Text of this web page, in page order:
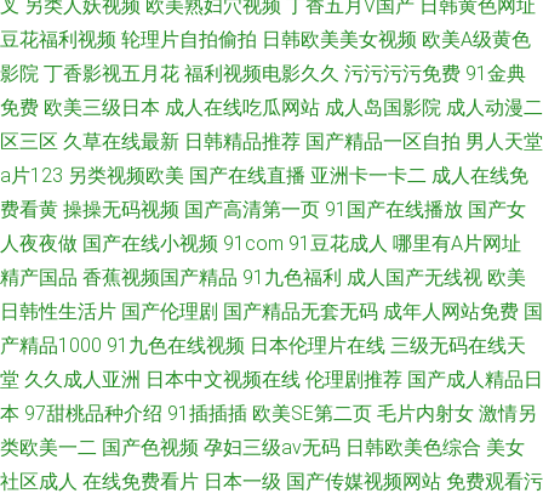
叉 另类人妖视频 欧美熟妇穴视频 丁香五月V国产 日韩黄色网址
豆花福利视频 轮理片自拍偷拍 日韩欧美美女视频 欧美A级黄色
影院 丁香影视五月花 福利视频电影久久 污污污污免费 91金典
免费 欧美三级日本 成人在线吃瓜网站 成人岛国影院 成人动漫二
区三区 久草在线最新 日韩精品推荐 国产精品一区自拍 男人天堂
a片123 另类视频欧美 国产在线直播 亚洲卡一卡二 成人在线免
费看黄 操操无码视频 国产高清第一页 91国产在线播放 国产女
人夜夜做 国产在线小视频 91com 91豆花成人 哪里有A片网址
精产国品 香蕉视频国产精品 91九色福利 成人国产无线视 欧美
日韩性生活片 国产伦理剧 国产精品无套无码 成年人网站免费 国
产精品1000 91九色在线视频 日本伦理片在线 三级无码在线天
堂 久久成人亚洲 日本中文视频在线 伦理剧推荐 国产成人精品日
本 97甜桃品种介绍 91插插插 欧美SE第二页 毛片内射女 激情另
类欧美一二 国产色视频 孕妇三级av无码 日韩欧美色综合 美女
社区成人 在线免费看片 日本一级 国产传媒视频网站 免费观看污